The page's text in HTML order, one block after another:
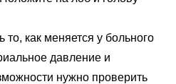
как меняется у больного
давление и
нужно проверить